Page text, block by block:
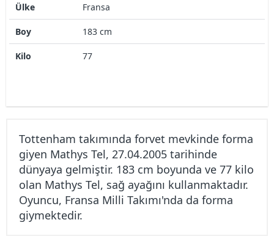
Ülke Fransa
Boy 183 cm
Kilo 77
Tottenham takımında forvet mevkinde forma
giyen Mathys Tel, 27.04.2005 tarihinde
dünyaya gelmiştir. 183 cm boyunda ve 77 kilo
olan Mathys Tel, sağ ayağını kullanmaktadır.
Oyuncu, Fransa Milli Takımı'nda da forma
giymektedir.